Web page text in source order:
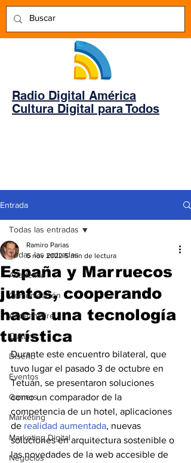
Radio Digital América
Cultura Digital para Todos
Entrada
Todas las entradas
Academia
Comunicación
AndeanWire
Cultura
Diseño
Eventos
Gamers
Marketing
Marketing Digital
Negocios
Todas las entradas
España y Marruecos
juntos, cooperando
hacia una tecnología
turística
Ramiro Parias
6 nov 2022 5 min de lectura
Durante este encuentro bilateral, que
tuvo lugar el pasado 3 de octubre en
Tetuán, se presentaron soluciones
como un comparador de la
competencia de un hotel, aplicaciones
de realidad aumentada, nuevas
soluciones en arquitectura sostenible o
las novedades de la web accesible de